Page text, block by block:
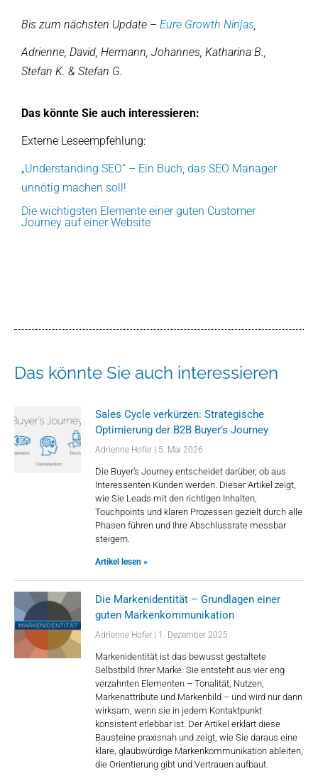
Bis zum nächsten Update – Eure Growth Ninjas
Adrienne, David, Hermann, Johannes, Katharina B.,
Stefan K. & Stefan G.
Das könnte Sie auch interessieren:
Externe Leseempfehlung:
„Understanding SEO“ – Ein Buch, das SEO Manager
unnötig machen soll!
Die wichtigsten Elemente einer guten Customer
Journey auf einer Website
Das könnte Sie auch interessieren
Sales Cycle verkürzen: Strategische
Optimierung der B2B Buyer’s Journey
Adrienne Hofer 5. Mai 2026
Die Buyer’s Journey entscheidet darüber, ob aus
Interessenten Kunden werden. Dieser Artikel zeigt,
wie Sie Leads mit den richtigen Inhalten,
Touchpoints und klaren Prozessen gezielt durch alle
Phasen führen und Ihre Abschlussrate messbar
steigern.
Artikel lesen »
Die Markenidentität – Grundlagen einer
guten Markenkommunikation
Adrienne Hofer 1. Dezember 2025
Markenidentität ist das bewusst gestaltete
Selbstbild Ihrer Marke. Sie entsteht aus vier eng
verzahnten Elementen – Tonalität, Nutzen,
Markenattribute und Markenbild – und wird nur dann
wirksam, wenn sie in jedem Kontaktpunkt
konsistent erlebbar ist. Der Artikel erklärt diese
Bausteine praxisnah und zeigt, wie Sie daraus eine
klare, glaubwürdige Markenkommunikation ableiten,
die Orientierung gibt und Vertrauen aufbaut.